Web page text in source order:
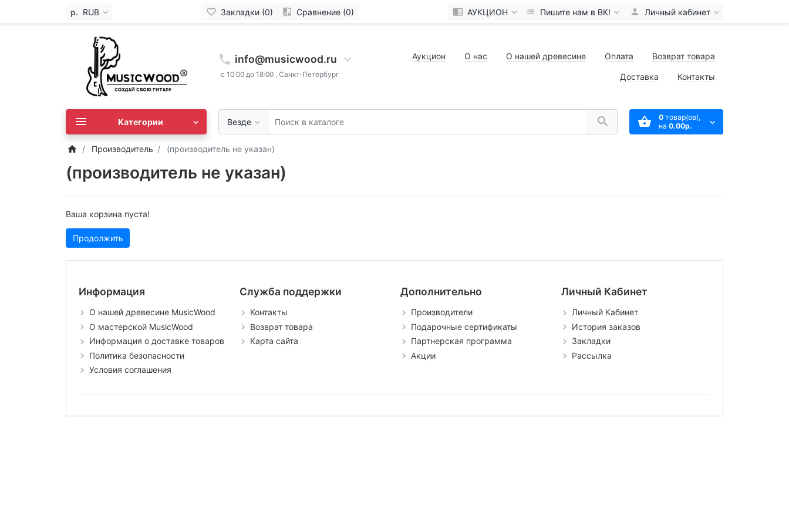
р. RUB Закладки (0) Сравнение (0) АУКЦИОН Пишите нам в ВК! Личный кабинет
info@musicwood.ru
с 10:00 до 18:00 , Санкт-Петербург
Аукцион О нас О нашей древесине Оплата Возврат товара
Доставка Контакты
Везде 0 товар(ов),
на 0.00р.
Категории
Производитель (производитель не указан)
(производитель не указан)
Ваша корзина пуста!
Продолжить
Информация
О нашей древесине MusicWood
О мастерской MusicWood
Информация о доставке товаров
Политика безопасности
Условия соглашения
Служба поддержки
Контакты
Возврат товара
Карта сайта
Дополнительно
Производители
Подарочные сертификаты
Партнерская программа
Акции
Личный Кабинет
Личный Кабинет
История заказов
Закладки
Рассылка